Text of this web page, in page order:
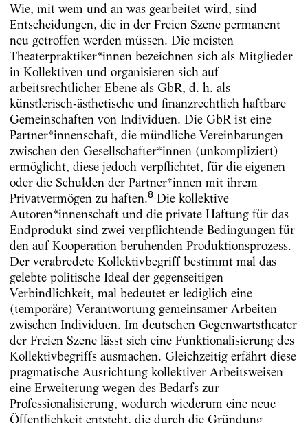
Wie, mit wem und an was gearbeitet wird, sind
Entscheidungen, die in der Freien Szene permanent
neu getroffen werden müssen. Die meisten
Theaterpraktiker*innen bezeichnen sich als Mitglieder
in Kollektiven und organisieren sich auf
arbeitsrechtlicher Ebene als GbR, d. h. als
künstlerisch-ästhetische und finanzrechtlich haftbare
Gemeinschaften von Individuen. Die GbR ist eine
Partner*innenschaft, die mündliche Vereinbarungen
zwischen den Gesellschafter*innen (unkompliziert)
ermöglicht, diese jedoch verpflichtet, für die eigenen
oder die Schulden der Partner*innen mit ihrem
Privatvermögen zu haften.8Die kollektive
Autoren*innenschaft und die private Haftung für das
Endprodukt sind zwei verpflichtende Bedingungen für
den auf Kooperation beruhenden Produktionsprozess.
Der verabredete Kollektivbegriff bestimmt mal das
gelebte politische Ideal der gegenseitigen
Verbindlichkeit, mal bedeutet er lediglich eine
(temporäre) Verantwortung gemeinsamer Arbeiten
zwischen Individuen. Im deutschen Gegenwartstheater
der Freien Szene lässt sich eine Funktionalisierung des
Kollektivbegriffs ausmachen. Gleichzeitig erfährt diese
pragmatische Ausrichtung kollektiver Arbeitsweisen
eine Erweiterung wegen des Bedarfs zur
Professionalisierung, wodurch wiederum eine neue
Öffentlichkeit entsteht, die durch die Gründung